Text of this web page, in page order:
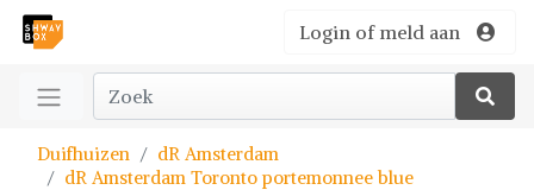
Login of meld aan
Duifhuizen
dR Amsterdam
dR Amsterdam Toronto portemonnee blue